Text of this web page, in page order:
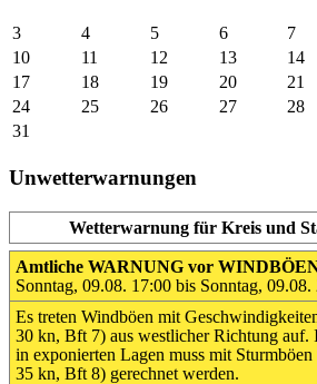
3
4 5 6 7
10
11 12 13 14
17
18 19 20 21
24
25 26 27 28
31
Unwetterwarnungen
Wetterwarnung für Kreis und
Amtliche WARNUNG vor
Sonntag, 09.08. 17:00 bis Sonntag, 09.08.
Es treten Windböen mit
30 kn, Bft 7) aus westlicher Richtung auf.
in exponierten Lagen muss mit
35 kn, Bft 8) gerechnet werden.